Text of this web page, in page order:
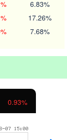
6.83%
17.26%
7.68%
1.01%